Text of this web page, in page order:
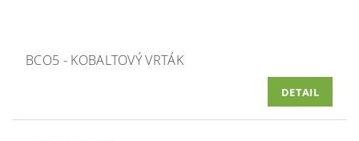
BCO5 - KOBALTOVÝ VRTÁK
DETAIL